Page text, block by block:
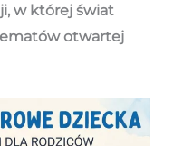
w której świat
otwartej